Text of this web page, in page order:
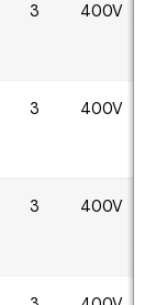
3 400V
3 400V
3 400V